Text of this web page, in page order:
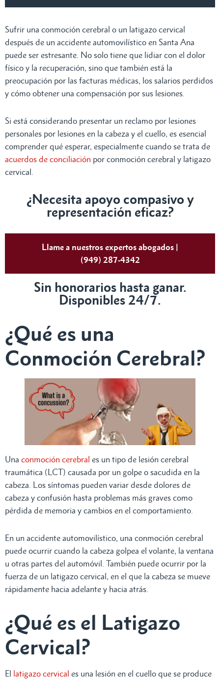
Sufrir una conmoción cerebral o un latigazo cervical
después de un accidente automovilístico en Santa Ana
puede ser estresante. No solo tiene que lidiar con el dolor
físico y la recuperación, sino que también está la
preocupación por las facturas médicas, los salarios perdidos
y cómo obtener una compensación por sus lesiones.
Si está considerando presentar un reclamo por lesiones
personales por lesiones en la cabeza y el cuello, es esencial
comprender qué esperar, especialmente cuando se trata de
acuerdos de conciliación por conmoción cerebral y latigazo
cervical.
¿Necesita apoyo compasivo y
representación eficaz?
Llame a nuestros expertos abogados |
(949) 287-4342
Sin honorarios hasta ganar.
Disponibles 24/7.
¿Qué es una
Conmoción Cerebral?
Una conmoción cerebral es un tipo de lesión cerebral
traumática (LCT) causada por un golpe o sacudida en la
cabeza. Los síntomas pueden variar desde dolores de
cabeza y confusión hasta problemas más graves como
pérdida de memoria y cambios en el comportamiento.
En un accidente automovilístico, una conmoción cerebral
puede ocurrir cuando la cabeza golpea el volante, la ventana
u otras partes del automóvil. También puede ocurrir por la
fuerza de un latigazo cervical, en el que la cabeza se mueve
rápidamente hacia adelante y hacia atrás.
¿Qué es el Latigazo
Cervical?
El latigazo cervical es una lesión en el cuello que se produce